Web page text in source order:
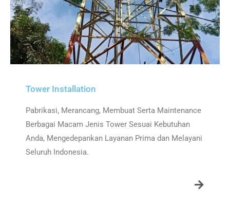
Tower Installation
Pabrikasi, Merancang, Membuat Serta Maintenance
Berbagai Macam Jenis Tower Sesuai Kebutuhan
Anda, Mengedepankan Layanan Prima dan Melayani
Seluruh Indonesia.